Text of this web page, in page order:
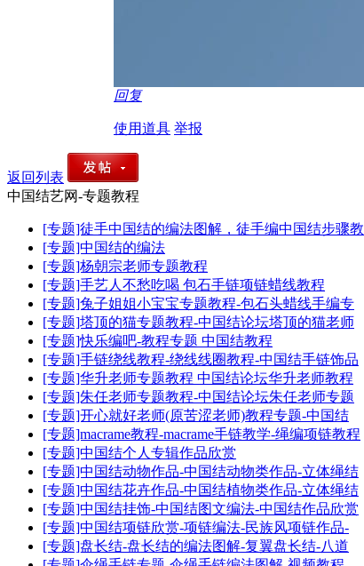
回复
使用道具 举报
返回列表
中国结艺网-专题教程
[专题]徒手中国结的编法图解，徒手编中国结步骤教
[专题]中国结的编法
[专题]杨朝宗老师专题教程
[专题]手艺人不愁吃喝 包石手链项链蜡线教程
[专题]兔子姐姐小宝宝专题教程-包石头蜡线手编专
[专题]塔顶的猫专题教程-中国结论坛塔顶的猫老师
[专题]快乐编吧-教程专题 中国结教程
[专题]手链绕线教程-绕线线圈教程-中国结手链饰品
[专题]华升老师专题教程 中国结论坛华升老师教程
[专题]朱任老师专题教程-中国结论坛朱任老师专题
[专题]开心就好老师(原苦涩老师)教程专题-中国结
[专题]macrame教程-macrame手链教学-绳编项链教程
[专题]中国结个人专辑作品欣赏
[专题]中国结动物作品-中国结动物类作品-立体绳结
[专题]中国结花卉作品-中国结植物类作品-立体绳结
[专题]中国结挂饰-中国结图文编法-中国结作品欣赏
[专题]中国结项链欣赏-项链编法-民族风项链作品-
[专题]盘长结-盘长结的编法图解-复翼盘长结-八道